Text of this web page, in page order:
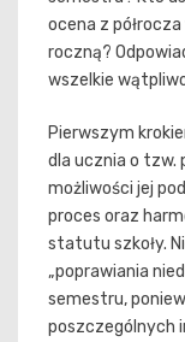
ocena z
roczną?
wszelkie
Pierwszym
dla ucznia o tzw.
możliwości jej
proces oraz
statutu szkoły.
„poprawiania
semestru,
poszczególnych